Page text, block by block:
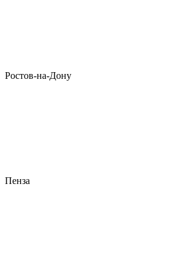
Ростов-на-Дону
Пенза